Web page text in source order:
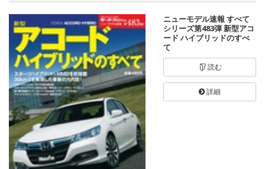
ニューモデル速報 すべて
シリーズ第483弾 新型アコ
ード ハイブリッドのすべ
て
読む
詳細